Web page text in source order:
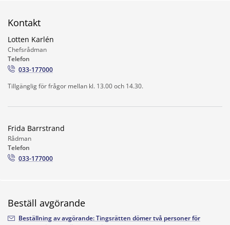
Kontakt
Lotten Karlén
Chefsrådman
Telefon
033-177000
Tillgänglig för frågor mellan kl. 13.00 och 14.30.
Frida Barrstrand
Rådman
Telefon
033-177000
Beställ avgörande
Beställning av avgörande: Tingsrätten dömer två personer för